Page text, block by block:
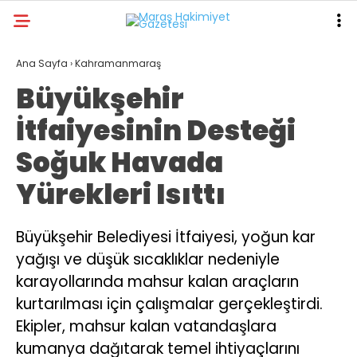
GALERİ VİDEO
ANA SAYFA
KAHRAMANMARAŞ
GÜNDEM
EKONOMI
POLITIKA
DÜNYA
SPOR
Ana Sayfa ›Kahramanmaraş
Büyükşehir
İtfaiyesinin Desteği
Soğuk Havada
Yürekleri Isıttı
Büyükşehir Belediyesi İtfaiyesi, yoğun kar
yağışı ve düşük sıcaklıklar nedeniyle
karayollarında mahsur kalan araçların
kurtarılması için çalışmalar gerçekleştirdi.
Ekipler, mahsur kalan vatandaşlara
kumanya dağıtarak temel ihtiyaçlarını